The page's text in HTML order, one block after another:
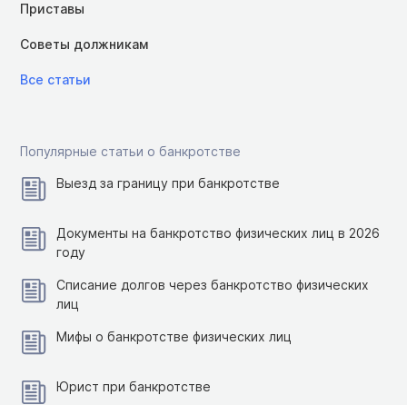
Приставы
Советы должникам
Все статьи
Популярные статьи о банкротстве
Выезд за границу при банкротстве
Документы на банкротство физических лиц в 2026
году
Списание долгов через банкротство физических
лиц
Мифы о банкротстве физических лиц
Юрист при банкротстве